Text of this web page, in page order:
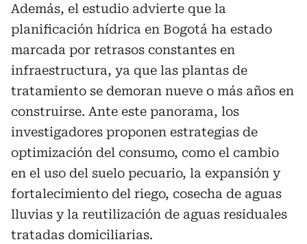
Además, el estudio advierte que la
planificación hídrica en Bogotá ha estado
marcada por retrasos constantes en
infraestructura, ya que las plantas de
tratamiento se demoran nueve o más años en
construirse. Ante este panorama, los
investigadores proponen estrategias de
optimización del consumo, como el cambio
en el uso del suelo pecuario, la expansión y
fortalecimiento del riego, cosecha de aguas
lluvias y la reutilización de aguas residuales
tratadas domiciliarias.